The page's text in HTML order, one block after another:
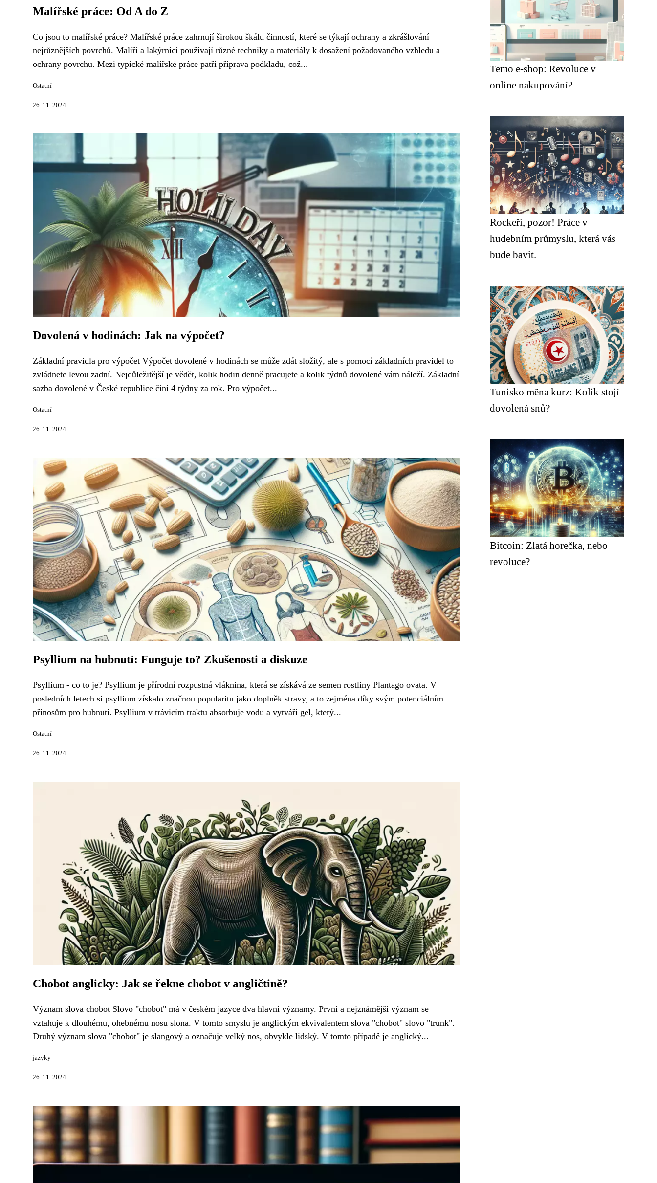
Malířské práce: Od A do Z
Co jsou to malířské práce? Malířské práce zahrnují širokou škálu činností, které se týkají ochrany a zkrášlování
nejrůznějších povrchů. Malíři a lakýrníci používají různé techniky a materiály k dosažení požadovaného vzhledu a
ochrany povrchu. Mezi typické malířské práce patří příprava podkladu, což...
Ostatní
26. 11. 2024
Dovolená v hodinách: Jak na výpočet?
Základní pravidla pro výpočet Výpočet dovolené v hodinách se může zdát složitý, ale s pomocí základních pravidel to
zvládnete levou zadní. Nejdůležitější je vědět, kolik hodin denně pracujete a kolik týdnů dovolené vám náleží. Základní
sazba dovolené v České republice činí 4 týdny za rok. Pro výpočet...
Ostatní
26. 11. 2024
Psyllium na hubnutí: Funguje to? Zkušenosti a diskuze
Psyllium - co to je? Psyllium je přírodní rozpustná vláknina, která se získává ze semen rostliny Plantago ovata. V
posledních letech si psyllium získalo značnou popularitu jako doplněk stravy, a to zejména díky svým potenciálním
přínosům pro hubnutí. Psyllium v trávicím traktu absorbuje vodu a vytváří gel, který...
Ostatní
26. 11. 2024
Chobot anglicky: Jak se řekne chobot v angličtině?
Význam slova chobot Slovo "chobot" má v českém jazyce dva hlavní významy. První a nejznámější význam se
vztahuje k dlouhému, ohebnému nosu slona. V tomto smyslu je anglickým ekvivalentem slova "chobot" slovo "trunk".
Druhý význam slova "chobot" je slangový a označuje velký nos, obvykle lidský. V tomto případě je anglický...
jazyky
26. 11. 2024
Temo e-shop: Revoluce v
online nakupování?
Rockeři, pozor! Práce v
hudebním průmyslu, která vás
bude bavit.
Tunisko měna kurz: Kolik stojí
dovolená snů?
Bitcoin: Zlatá horečka, nebo
revoluce?